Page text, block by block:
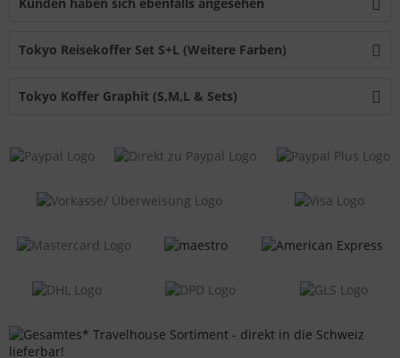
Tokyo Reisekoffer Set S+L (Weitere Farben)
Tokyo Koffer Graphit (S,M,L & Sets)